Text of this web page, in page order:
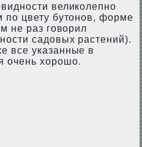
великолепно
по цвету бутонов, форме
не раз говорил
садовых растений).
все указанные в
очень хорошо.